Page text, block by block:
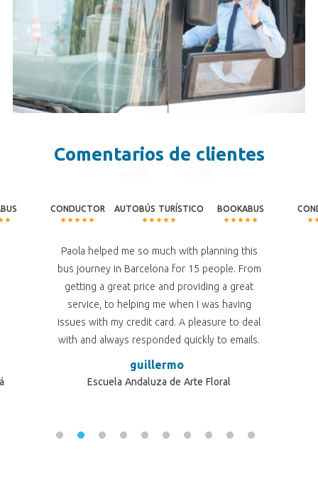
Comentarios de clientes
CONDUCTOR AUTOBÚS TURÍSTICO BOOKABUS
Paola helped me so much with planning this
bus journey in Barcelona for 15 people. From
getting a great price and providing a great
service, to helping me when I was having
issues with my credit card. A pleasure to deal
with and always responded quickly to emails.
Couldnâ€™t recommend or thank enough.
Rachel
guillermo
Escuela Andaluza de Arte Floral